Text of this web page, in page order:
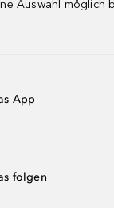
Auswahl möglich
App
folgen